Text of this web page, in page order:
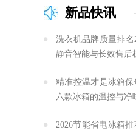
新品快讯
洗衣机品牌质量排名
静音智能与长效售后
精准控温才是冰箱保
六款冰箱的温控与净
2026节能省电冰箱推